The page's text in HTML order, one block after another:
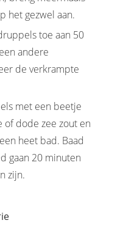
het gezwel aan.
toe aan 50
andere
de verkrampte
met een beetje
of dode zee zout en
heet bad. Baad
gaan 20 minuten
zijn.